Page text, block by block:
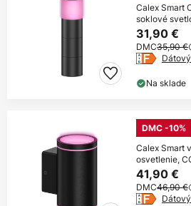
Calex Smart
soklové
31,90 €
DMC35,90 €
Na sklade
DMC -10%
Calex Smart
osvetlenie,
41,90 €
DMC46,90 €